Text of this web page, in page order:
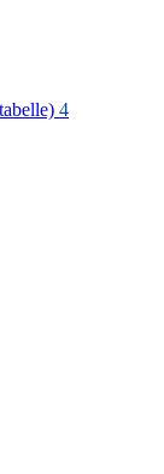
4